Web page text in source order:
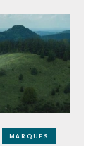
MARQUES